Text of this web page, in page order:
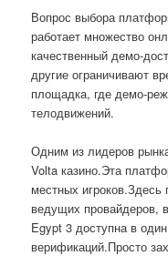
Вопрос выбора
работает множество
качественный демо-
другие ограничивают
площадка, где демо-
телодвижений.
Одним из лидеров
Volta казино.Эта
местных игроков.Здесь
ведущих провайдеров,
Egypt 3 доступна в
верификаций.Просто